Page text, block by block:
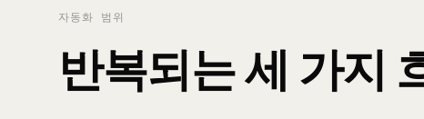
자동화 범위
반복되는 세 가지